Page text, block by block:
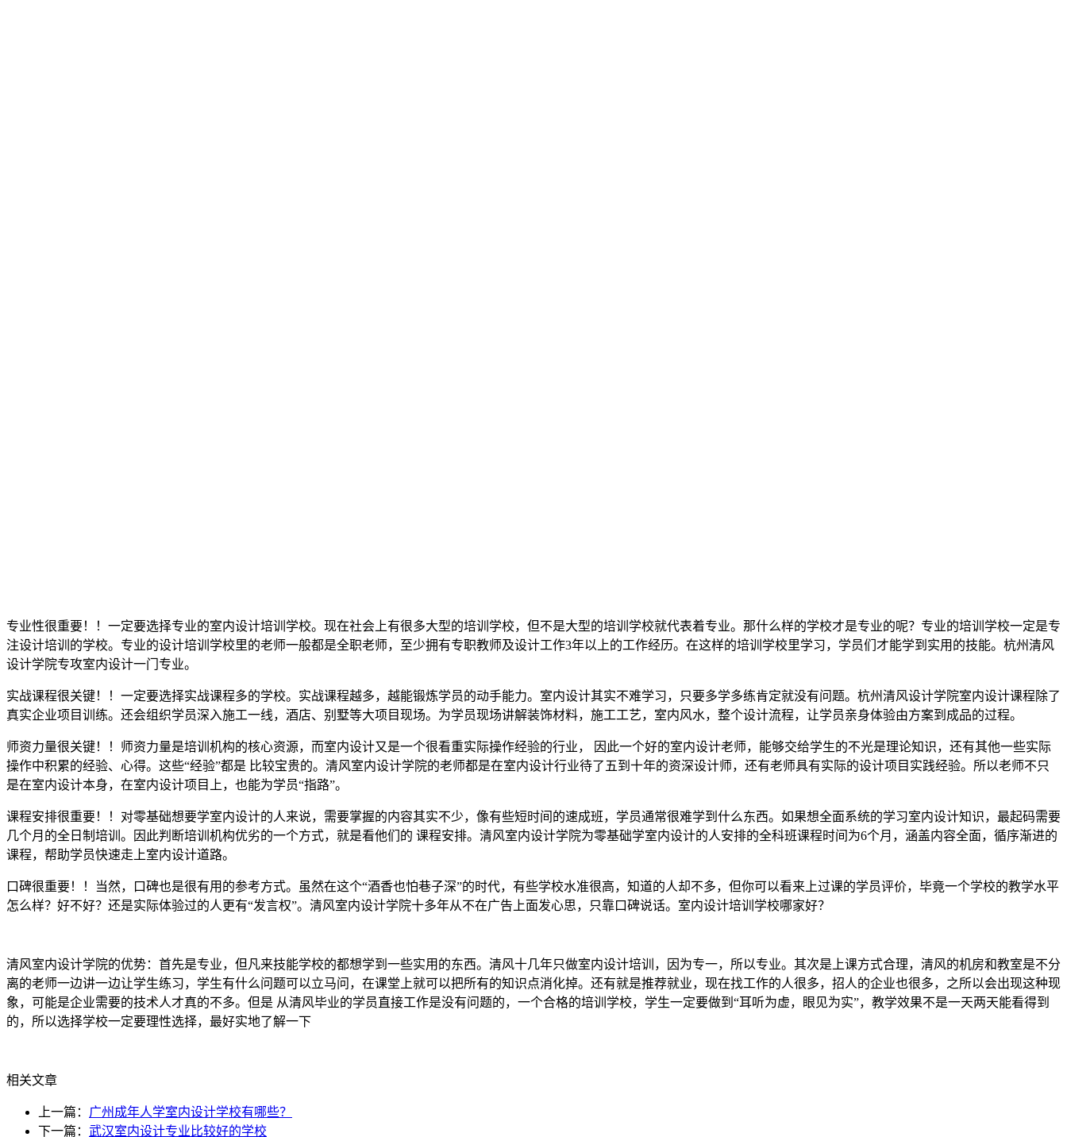
专业性很重要！！一定要选择专业的室内设计培训学校。现在社会上有很多大型的培训学校，但不是大型的培训学校就代表着专业。那什么样的学校才是专业的呢？专业的培训学校一定是专
注设计培训的学校。专业的设计培训学校里的老师一般都是全职老师，至少拥有专职教师及设计工作3年以上的工作经历。在这样的培训学校里学习，学员们才能学到实用的技能。杭州清风
设计学院专攻室内设计一门专业。
实战课程很关键！！一定要选择实战课程多的学校。实战课程越多，越能锻炼学员的动手能力。室内设计其实不难学习，只要多学多练肯定就没有问题。杭州清风设计学院室内设计课程除了
真实企业项目训练。还会组织学员深入施工一线，酒店、别墅等大项目现场。为学员现场讲解装饰材料，施工工艺，室内风水，整个设计流程，让学员亲身体验由方案到成品的过程。
师资力量很关键！！师资力量是培训机构的核心资源，而室内设计又是一个很看重实际操作经验的行业， 因此一个好的室内设计老师，能够交给学生的不光是理论知识，还有其他一些实际
操作中积累的经验、心得。这些“经验”都是 比较宝贵的。清风室内设计学院的老师都是在室内设计行业待了五到十年的资深设计师，还有老师具有实际的设计项目实践经验。所以老师不只
是在室内设计本身，在室内设计项目上，也能为学员“指路”。
课程安排很重要！！对零基础想要学室内设计的人来说，需要掌握的内容其实不少，像有些短时间的速成班，学员通常很难学到什么东西。如果想全面系统的学习室内设计知识，最起码需要
几个月的全日制培训。因此判断培训机构优劣的一个方式，就是看他们的 课程安排。清风室内设计学院为零基础学室内设计的人安排的全科班课程时间为6个月，涵盖内容全面，循序渐进的
课程，帮助学员快速走上室内设计道路。
口碑很重要！！当然，口碑也是很有用的参考方式。虽然在这个“酒香也怕巷子深”的时代，有些学校水准很高，知道的人却不多，但你可以看来上过课的学员评价，毕竟一个学校的教学水平
怎么样？好不好？还是实际体验过的人更有“发言权”。清风室内设计学院十多年从不在广告上面发心思，只靠口碑说话。室内设计培训学校哪家好？
清风室内设计学院的优势：首先是专业，但凡来技能学校的都想学到一些实用的东西。清风十几年只做室内设计培训，因为专一，所以专业。其次是上课方式合理，清风的机房和教室是不分
离的老师一边讲一边让学生练习，学生有什么问题可以立马问，在课堂上就可以把所有的知识点消化掉。还有就是推荐就业，现在找工作的人很多，招人的企业也很多，之所以会出现这种现
象，可能是企业需要的技术人才真的不多。但是 从清风毕业的学员直接工作是没有问题的，一个合格的培训学校，学生一定要做到“耳听为虚，眼见为实”，教学效果不是一天两天能看得到
的，所以选择学校一定要理性选择，最好实地了解一下
相关文章
上一篇： 广州成年人学室内设计学校有哪些？
下一篇： 武汉室内设计专业比较好的学校